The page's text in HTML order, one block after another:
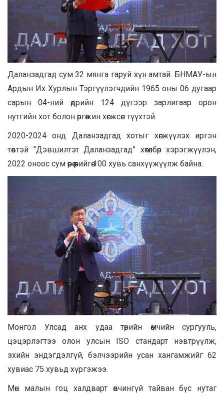
Даланзадгад сум 32 мянга гаруй хүн амтай. БНМАУ-ын
Ардын Их Хурлын Тэргүүлэгчдийн 1965 оны 06 дугаар
сарын 04-ний өдрийн 124 дүгээр зарлигаар орон
нутгийн хот болон өргөжин хөгжсөн түүхтэй.
2020-2024 онд Даланзадгад хотыг хөгжүүлэх иргэн
төвтэй “Дэвшилтэт Даланзадгад” хөтөлбөр хэрэгжүүлэн,
2022 оноос сум өөрөө өөрийгөө 100 хувь санхүүжүүлж байна.
Монгол Улсад анх удаа төрийн өмчийн сургууль,
цэцэрлэгтээ олон улсын ISO стандарт нэвтрүүлж,
эхийн эндэгдэлгүй, бэлчээрийн усан хангамжийг 62
хувиас 75 хувьд хүргэжээ.
Мөн малын гоц халдварт өвчингүй тайван бүс нутаг